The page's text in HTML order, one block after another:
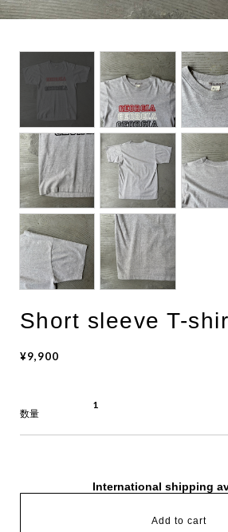
DESIGNERS ARCHIVES
Short sleeve T-
¥9,900
数量
International shipping
Add to cart